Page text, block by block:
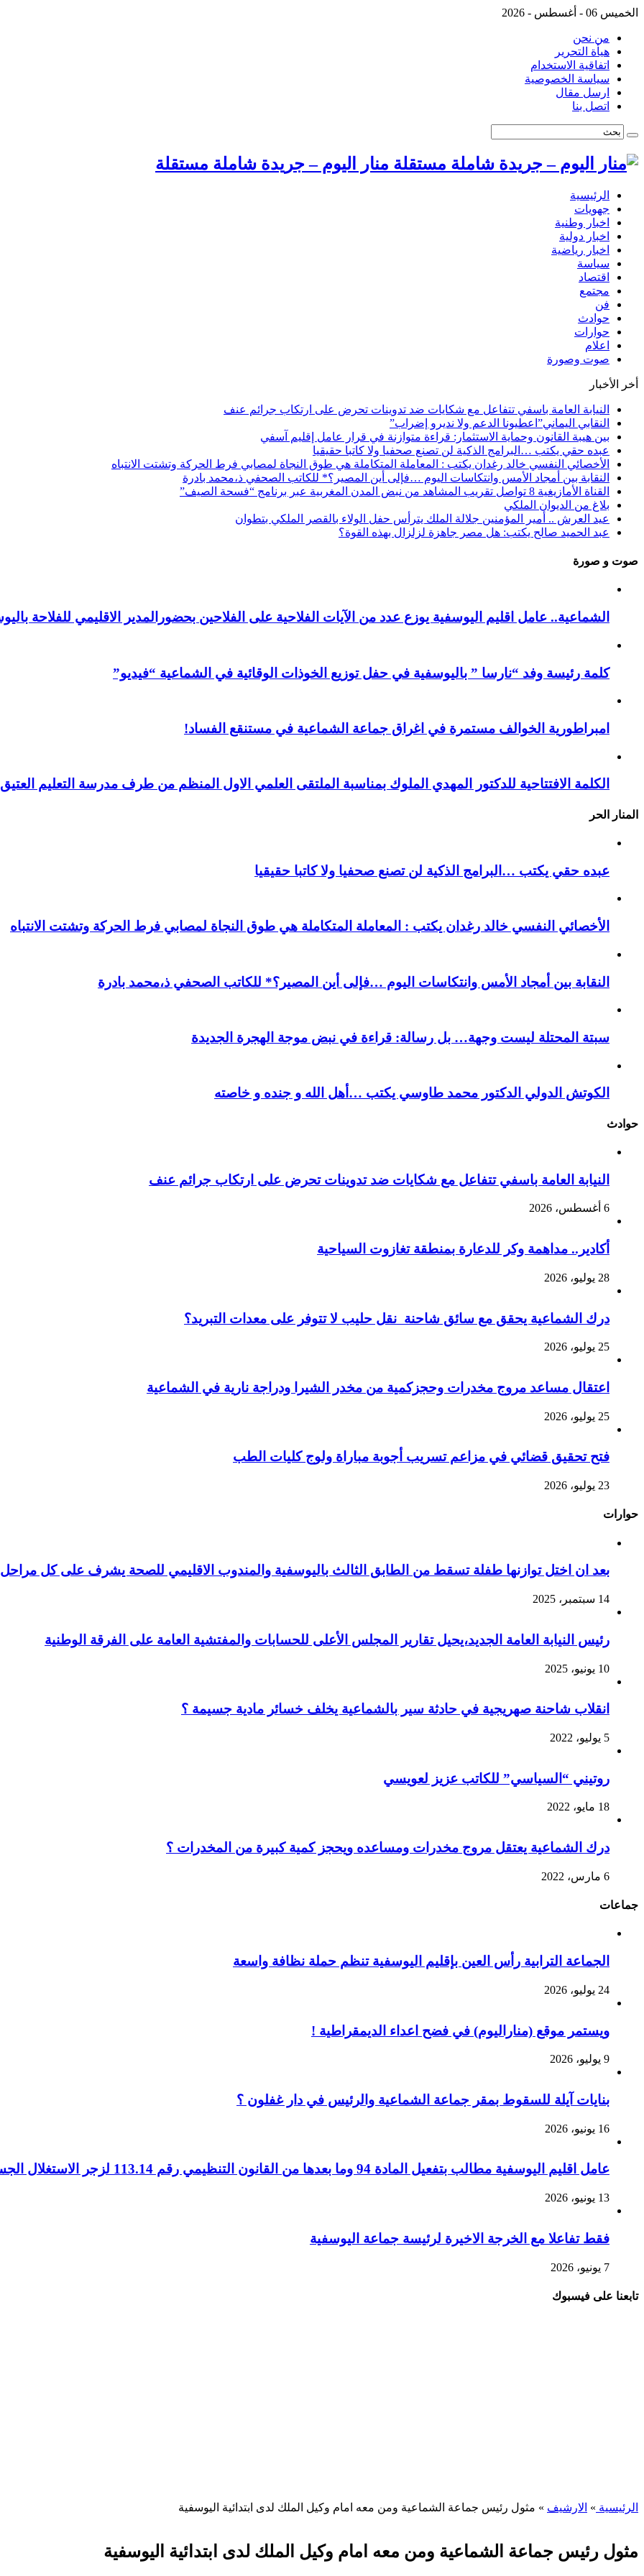
الخميس 06 - أغسطس - 2026
من نحن
هيأة التحرير
اتفاقية الاستخدام
سياسة الخصوصية
ارسل مقال
اتصل بنا
منار اليوم – جريدة شاملة مستقلة
الرئيسية
جهويات
اخبار وطنية
اخبار دولية
اخبار رياضية
سياسة
اقتصاد
مجتمع
فن
حوادث
حوارات
اعلام
صوت وصورة
أخر الأخبار
النيابة العامة باسفي تتفاعل مع شكايات ضد تدوينات تحرض على ارتكاب جرائم عنف
النقابي اليماني”اعطيونا الدعم ولا نديرو إضراب”
بين هيبة القانون وحماية الاستثمار: قراءة متوازنة في قرار عامل إقليم آسفي
عبده حقي يكتب …البرامج الذكية لن تصنع صحفيا ولا كاتبا حقيقيا
الأخصائي النفسي خالد رغدان يكتب : المعاملة المتكاملة هي طوق النجاة لمصابي فرط الحركة وتشتت الانتباه
النقابة بين أمجاد الأمس وانتكاسات اليوم …فإلى أين المصير؟* للكاتب الصحفي ذ،محمد بادرة
القناة الأمازيغية 8 تواصل تقريب المشاهد من نبض المدن المغربية عبر برنامج “فسحة الصيف”
بلاغ من الديوان الملكي
عيد العرش .. أمير المؤمنين جلالة الملك يترأس حفل الولاء بالقصر الملكي بتطوان
عبد الحميد صالح يكتب: هل مصر جاهزة لزلزال بهذه القوة؟
صوت و صورة
الشماعية.. عامل اقليم اليوسفية يوزع عدد من الآيات الفلاحية على الفلاحين بحضورالمدير الاقليمي للفلاحة
كلمة رئيسة وفد “نارسا ” باليوسفية في حفل توزيع الخوذات الوقائية في الشماعية “فيديو”
امبراطورية الخوالف مستمرة في اغراق جماعة الشماعية في مستنقع الفساد!
الكلمة الافتتاحية للدكتور المهدي الملوك بمناسبة الملتقى العلمي الاول المنظم من طرف مدرسة التعليم
المنار الحر
عبده حقي يكتب …البرامج الذكية لن تصنع صحفيا ولا كاتبا حقيقيا
الأخصائي النفسي خالد رغدان يكتب : المعاملة المتكاملة هي طوق النجاة لمصابي فرط الحركة وتشتت الانتباه
النقابة بين أمجاد الأمس وانتكاسات اليوم …فإلى أين المصير؟* للكاتب الصحفي ذ،محمد بادرة
سبتة المحتلة ليست وجهة… بل رسالة: قراءة في نبض موجة الهجرة الجديدة
الكوتش الدولي الدكتور محمد طاوسي يكتب …أهل الله و جنده و خاصته
حوادث
النيابة العامة باسفي تتفاعل مع شكايات ضد تدوينات تحرض على ارتكاب جرائم عنف
6 أغسطس، 2026
أكادير.. مداهمة وكر للدعارة بمنطقة تغازوت السياحية
28 يوليو، 2026
درك الشماعية يحقق مع سائق شاحنة نقل حليب لا تتوفر على معدات التبريد؟
25 يوليو، 2026
اعتقال مساعد مروج مخدرات وحجزكمية من مخدر الشيرا ودراجة نارية في الشماعية
25 يوليو، 2026
فتح تحقيق قضائي في مزاعم تسريب أجوبة مباراة ولوج كليات الطب
23 يوليو، 2026
حوارات
بعد ان اختل توازنها طفلة تسقط من الطابق الثالث باليوسفية والمندوب الاقليمي للصحة يشرف على كل
14 سبتمبر، 2025
رئيس النيابة العامة الجديد،يحيل تقارير المجلس الأعلى للحسابات والمفتشية العامة على الفرقة الوطنية
10 يونيو، 2025
انقلاب شاحنة صهريجية في حادثة سير بالشماعية يخلف خسائر مادية جسيمة ؟
5 يوليو، 2022
روتيني “السياسي” للكاتب عزيز لعويسي
18 مايو، 2022
درك الشماعية يعتقل مروج مخدرات ومساعده ويحجز كمية كبيرة من المخدرات ؟
6 مارس، 2022
جماعات
الجماعة الترابية رأس العين بإقليم اليوسفية تنظم حملة نظافة واسعة
24 يوليو، 2026
ويستمر موقع (مناراليوم) في فضح اعداء الديمقراطية !
9 يوليو، 2026
بنايات آيلة للسقوط بمقر جماعة الشماعية والرئيس في دار غفلون ؟
16 يونيو، 2026
عامل اقليم اليوسفية مطالب بتفعيل المادة 94 وما بعدها من القانون التنظيمي رقم 113.14 لزجر الاستغلال الجسيم للسيارات الجماعية بالإقليم ؟
13 يونيو، 2026
فقط تفاعلا مع الخرجة الاخيرة لرئيسة جماعة اليوسفية
7 يونيو، 2026
تابعنا على فيسبوك
الرئيسية » الارشيف » مثول رئيس جماعة الشماعية ومن معه امام وكيل الملك لدى ابتدائية اليوسفية
مثول رئيس جماعة الشماعية ومن معه امام وكيل الملك لدى ابتدائية اليوسفية